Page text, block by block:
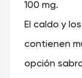
100 mg.
El caldo y
contienen
opción